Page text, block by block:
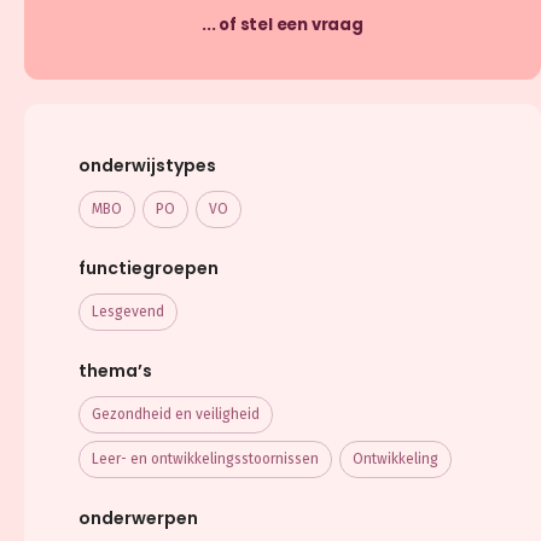
... of stel een vraag
onderwijstypes
MBO PO VO
functiegroepen
Lesgevend
thema’s
Gezondheid en veiligheid
Leer- en ontwikkelings­stoornissen Ontwikkeling
onderwerpen